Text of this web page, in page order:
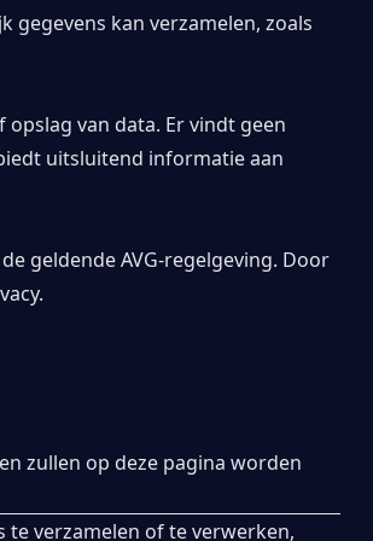
kan verzamelen, zoals
van data. Er vindt geen
uitsluitend informatie aan
geldende AVG-regelgeving. Door
zullen op deze pagina worden
te verzamelen of te verwerken,